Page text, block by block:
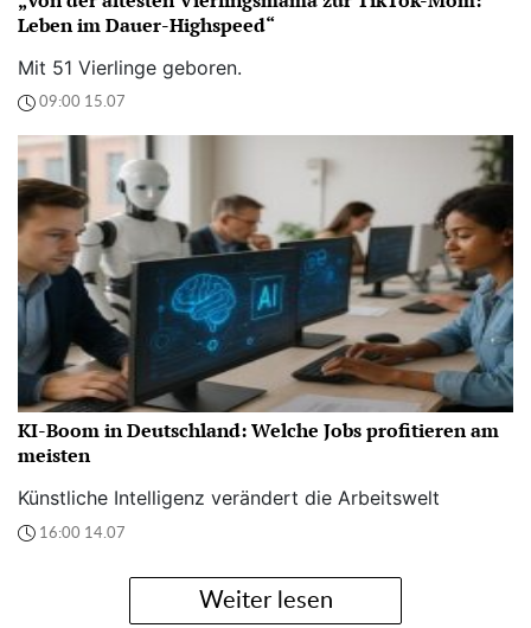
Leben im Dauer-Highspeed“
Mit 51 Vierlinge geboren.
09:00 15.07
KI-Boom in Deutschland: Welche Jobs profitieren am
meisten
Künstliche Intelligenz verändert die Arbeitswelt
16:00 14.07
Weiter lesen